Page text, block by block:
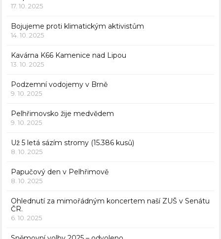
17. 10. 2025
Bojujeme proti klimatickým aktivistům
14. 10. 2025
Kavárna K66 Kamenice nad Lipou
13. 10. 2025
Podzemní vodojemy v Brně
9. 10. 2025
Pelhřimovsko žije medvědem
9. 10. 2025
Už 5 letá sázím stromy (15.386 kusů)
8. 10. 2025
Papučový den v Pelhřimově
8. 10. 2025
Ohlednutí za mimořádným koncertem naší ZUŠ v Senátu
ČR.
6. 10. 2025